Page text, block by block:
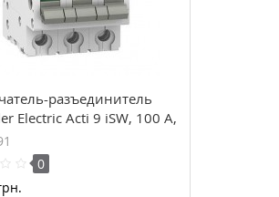
разъединитель
Electric Acti 9 iSW, 100 А,
415В пер.тока
0